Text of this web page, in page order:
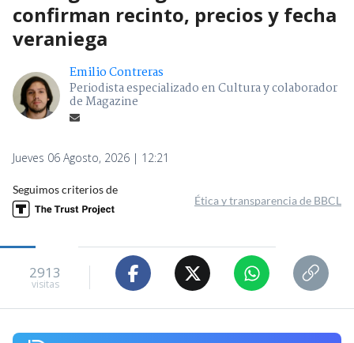
confirman recinto, precios y fecha
veraniega
Emilio Contreras
Periodista especializado en Cultura y colaborador
de Magazine
Jueves 06 Agosto, 2026 | 12:21
Seguimos criterios de
Ética y transparencia de BBCL
2913
visitas